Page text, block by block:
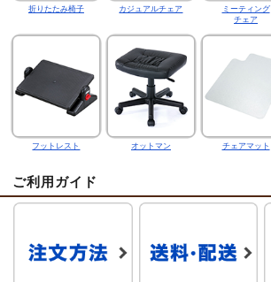
折りたたみ椅子 カジュアルチェア
ミーティング
チェア
フットレスト オットマン チェアマット
ご利用ガイド